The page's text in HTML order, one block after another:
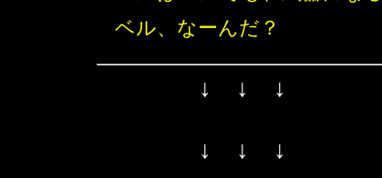
ベル、なーんだ？
↓ ↓ ↓
↓ ↓ ↓